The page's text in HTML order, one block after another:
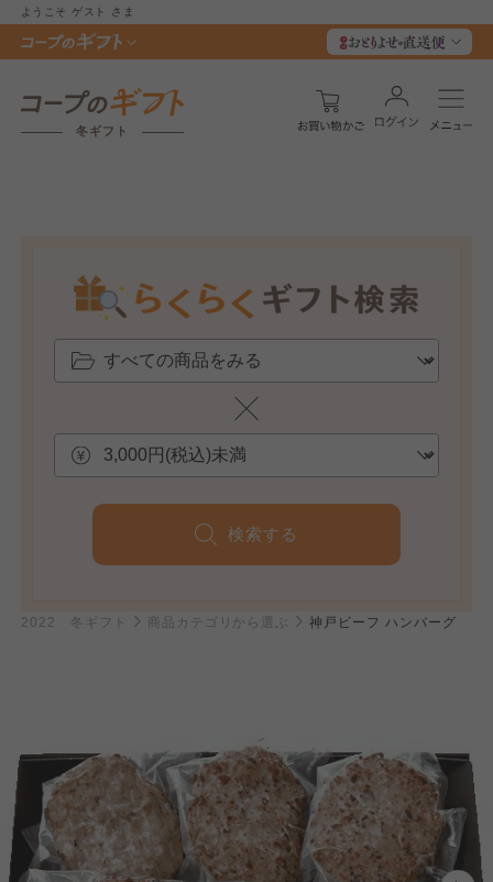
ようこそ ゲスト さま
冬ギフト
検索する
2022 冬ギフト 商品カテゴリから選ぶ 神戸ビーフ ハンバーグ
ご利用約款（ご利用規約・ご利
コープきんき事業連合が運営しています。ご自
身が加入されている生協が定める利用約款をご
確認のうえ、ご利用ください。なお、クチコミ
投稿については、利用約款の細則として規定さ
れています。
個人情報保護方針について
にもどづいて、コープ事業連合が適切に管理を
おこなっています。
コープ事業連合、ならびに各生協の「個人情報
保護方針」については各生協のボタンをクリッ
クしてご確認ください。
特定商取引法に基づく表記につ
コープきんき事業連合が運営しています。販売
責任者は、それぞれご利用の生協となります。
各生協の「特定商取引法に基づく表記につい
て」については各生協のボタンをクリックして
ご確認ください。